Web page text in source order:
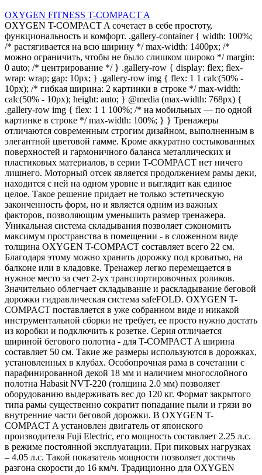
OXYGEN FITNESS T-COMPACT A
OXYGEN T-COMPACT A сочетает в себе простоту,
функциональность и комфорт. .gallery-container { width: 100%;
/* растягивается на всю ширину */ max-width: 1400px; /*
можно ограничить, чтобы не было слишком широко */ margin:
0 auto; /* центрирование */ } .gallery-row { display: flex; flex-
wrap: wrap; gap: 10px; } .gallery-row img { flex: 1 1 calc(50% -
10px); /* гибкая ширина: 2 картинки в строке */ max-width:
calc(50% - 10px); height: auto; } @media (max-width: 768px) {
.gallery-row img { flex: 1 1 100%; /* на мобильных — по одной
картинке в строке */ max-width: 100%; } } Тренажеры
отличаются современным строгим дизайном, выполненным в
элегантной цветовой гамме. Кроме аккуратно состыкованных
поверхностей и гармоничного баланса металлических и
пластиковых материалов, в серии T-COMPACT нет ничего
лишнего. Моторный отсек является продолжением рамы деки,
находится с ней на одном уровне и выглядит как единое
целое. Такое решение придает не только эстетическую
законченность форм, но и является одним из важных
факторов, позволяющим уменьшить размер тренажера.
Уникальная система складывания позволяет сэкономить
максимум пространства в помещении - в сложенном виде
толщина OXYGEN T-COMPACT составляет всего 22 см.
Благодаря этому можно хранить дорожку под кроватью, на
балконе или в кладовке. Тренажер легко перемещается в
нужное место за счет 2-ух транспортировочных роликов.
Значительно облегчает складывание и раскладывание беговой
дорожки гидравлическая система safeFOLD. OXYGEN T-
COMPACT поставляется в уже собранном виде и никакой
инструментальной сборки не требует, ее просто нужно достать
из коробки и подключить к розетке. Серия отличается
шириной бегового полотна - для T-COMPACT A ширина
составляет 50 см. Такие же размеры используются в дорожках,
установленных в клубах. Особопрочная рама в сочетании с
парафинированной декой 18 мм и наличием многослойного
полотна Habasit NVT-220 (толщина 2.0 мм) позволяет
оборудованию выдерживать вес до 120 кг. Формат закрытого
типа рамы существенно сократит попадание пыли и грязи во
внутренние части беговой дорожки. В OXYGEN T-
COMPACT A установлен двигатель от японского
производителя Fuji Electric, его мощность составляет 2.25 л.с.
в режиме постоянной эксплуатации. При пиковых нагрузках
– 4.05 л.с. Такой показатель мощности позволяет достичь
разгона скорости до 16 км/ч. Традиционно для OXYGEN